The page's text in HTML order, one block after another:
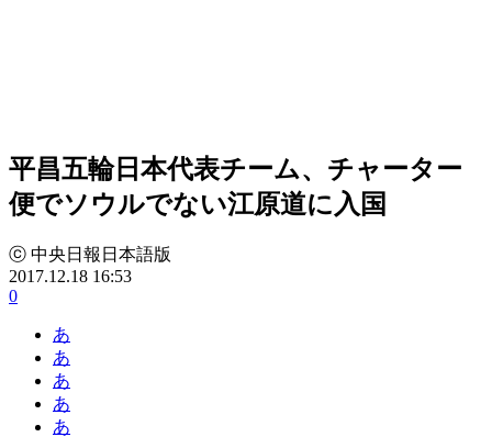
平昌五輪日本代表チーム、チャーター
便でソウルでない江原道に入国
ⓒ 中央日報日本語版
2017.12.18 16:53
0
あ
あ
あ
あ
あ